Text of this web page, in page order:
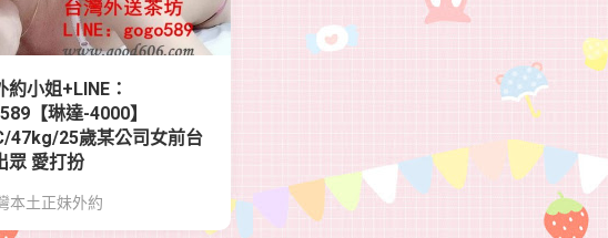
約小姐+LINE：
【琳達-4000】
47kg/25歲某公司女前台
眾 愛打扮
本土正妹外約